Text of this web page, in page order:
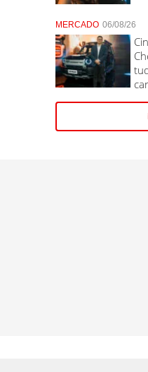
MERCADO 06/08/26